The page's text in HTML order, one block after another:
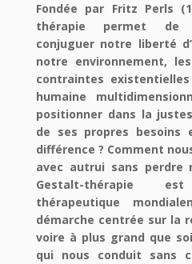
Fondée par Fritz Perls
thérapie permet de
conjuguer notre liberté
notre environnement,
contraintes
humaine
positionner dans la
de ses propres besoins
différence ? Comment
avec autrui sans perdre
Gestalt-thérapie
thérapeutique
démarche centrée sur la
voire à plus grand que
qui nous conduit sans